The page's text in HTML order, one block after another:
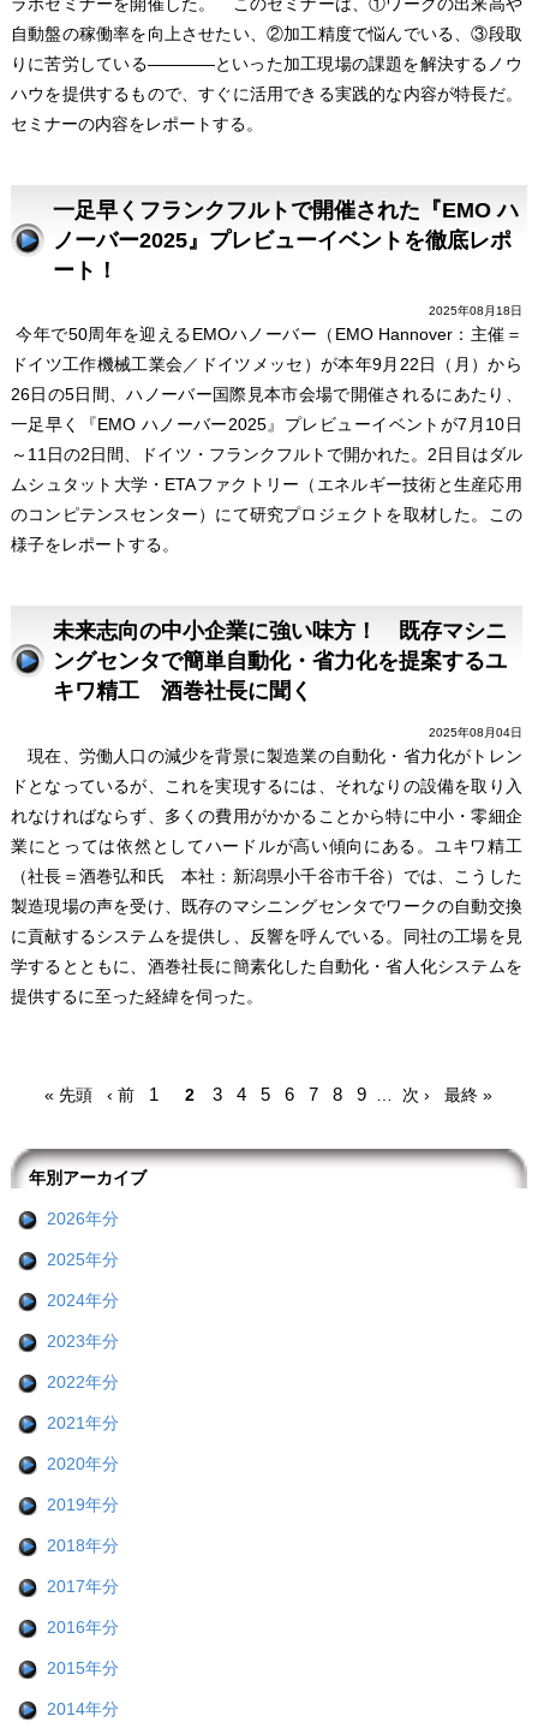
自動盤の稼働率を向上させたい、②加工精度で悩んでいる、③段取
りに苦労している――――といった加工現場の課題を解決するノウ
ハウを提供するもので、すぐに活用できる実践的な内容が特長だ。
セミナーの内容をレポートする。
一足早くフランクフルトで開催された『EMO ハ
ノーバー2025』プレビューイベントを徹底レポ
ート！
2025年08月18日
今年で50周年を迎えるEMOハノーバー（EMO Hannover：主催＝
ドイツ工作機械工業会／ドイツメッセ）が本年9月22日（月）から
26日の5日間、ハノーバー国際見本市会場で開催されるにあたり、
一足早く『EMO ハノーバー2025』プレビューイベントが7月10日
～11日の2日間、ドイツ・フランクフルトで開かれた。2日目はダル
ムシュタット大学・ETAファクトリー（エネルギー技術と生産応用
のコンピテンスセンター）にて研究プロジェクトを取材した。この
様子をレポートする。
未来志向の中小企業に強い味方！ 既存マシニ
ングセンタで簡単自動化・省力化を提案するユ
キワ精工 酒巻社長に聞く
2025年08月04日
現在、労働人口の減少を背景に製造業の自動化・省力化がトレン
ドとなっているが、これを実現するには、それなりの設備を取り入
れなければならず、多くの費用がかかることから特に中小・零細企
業にとっては依然としてハードルが高い傾向にある。ユキワ精工
（社長＝酒巻弘和氏 本社：新潟県小千谷市千谷）では、こうした
製造現場の声を受け、既存のマシニングセンタでワークの自動交換
に貢献するシステムを提供し、反響を呼んでいる。同社の工場を見
学するとともに、酒巻社長に簡素化した自動化・省人化システムを
提供するに至った経緯を伺った。
送
先
ー
« 先頭
前
ジ
‹ 前
ペ
1 2
ペ
3
ペ
4
ペ
5
ペ
6
ペ
7
ペ
8
ペ
9
次
ジ
次 ›
最
ー
最終 »
年別アーカイブ
2026年分
2025年分
2024年分
2023年分
2022年分
2021年分
2020年分
2019年分
2018年分
2017年分
2016年分
2015年分
2014年分